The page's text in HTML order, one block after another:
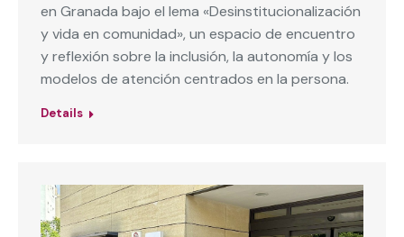
en Granada bajo el lema «Desinstitucionalización
y vida en comunidad», un espacio de encuentro
y reflexión sobre la inclusión, la autonomía y los
modelos de atención centrados en la persona.
Details